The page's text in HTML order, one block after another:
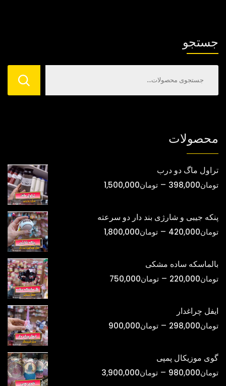
است
است
در
صفحه
جستجو
محصولات
تراول ماگ دو درب
تومان398,000
– تومان1,500,000محدوده
پنکه جیبی و شارژی بند دار دو سرعته
تومان420,000
– تومان1,800,000محدوده
تومان420,000
بالماسکه ساده مشکی
تومان220,000
– تومان750,000
تومان750,000
ایفل چراغدار
تومان298,000
– تومان900,000
تومان900,000
گوی موزیکال پمپی
تومان980,000
– تومان3,900,000